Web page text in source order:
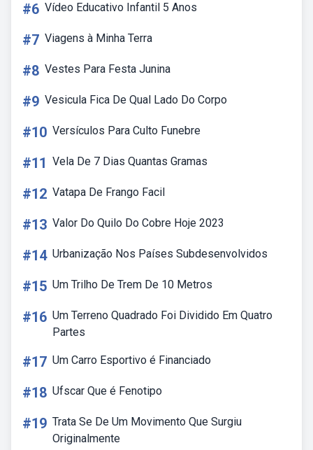
#6 Vídeo Educativo Infantil 5 Anos
#7 Viagens à Minha Terra
#8 Vestes Para Festa Junina
#9 Vesicula Fica De Qual Lado Do Corpo
#10 Versículos Para Culto Funebre
#11 Vela De 7 Dias Quantas Gramas
#12 Vatapa De Frango Facil
#13 Valor Do Quilo Do Cobre Hoje 2023
#14 Urbanização Nos Países Subdesenvolvidos
#15 Um Trilho De Trem De 10 Metros
#16 Um Terreno Quadrado Foi Dividido Em Quatro
Partes
#17 Um Carro Esportivo é Financiado
#18 Ufscar Que é Fenotipo
#19 Trata Se De Um Movimento Que Surgiu
Originalmente